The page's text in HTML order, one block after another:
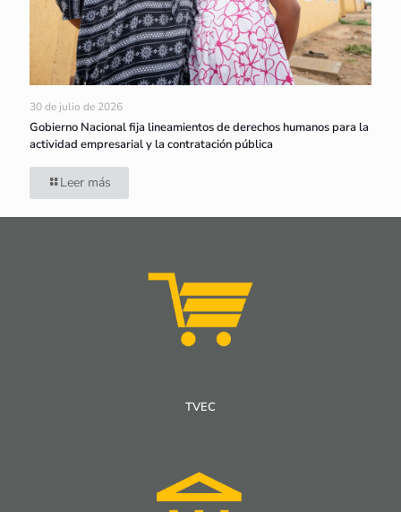
30 de julio de 2026
Gobierno Nacional fija lineamientos de derechos humanos para la
actividad empresarial y la contratación pública
Leer más
TVEC